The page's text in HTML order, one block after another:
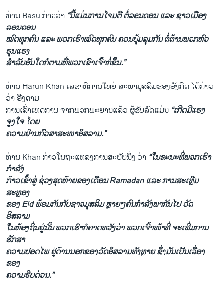
ທ່ານ Basu ກ່າວວ່າ “ນີ້ແມ່ນການໂຈມຕີ ຕໍ່ລອນດອນ ແລະ ຊາວເມືອງ
ລອນດອນ
ໝົດທຸກຄົນ ແລະ ພວກເຮົາໝົດທຸກຄົນ ຄວນປຸ້ມລຸມກັນ ຕໍ່ຕ້ານພວກຫົວ
ຮຸນແຮງ
ສຳລັບອັນໃດກໍຕາມທີ່ພວກເຂົາເຈົ້າກໍ່ຂຶ້ນ.”
ທ່ານ Harun Khan ເລຂາທິການໃຫຍ່ ສະພາມຸສລິມຂອງອັງກິດ ໄດ້ກ່າວ
ວ່າ ອີງຕາມ
ການເລົ່າເຫດການ ຈາກພວກພະຍານແລ້ວ ຜູ້ຂັບລົດແມ່ນ “ເກີດມີແຮງ
ຈູງໃຈ ໂດຍ
ຄວາມຢ້ານກົວສາສະໜາອິສລາມ.”
ທ່ານ Khan ກ່າວໃນຖະແຫລງການສະບັບນຶ່ງ ວ່າ “ໃນຂະນະທີ່ພວກເຮົາ
ກຳລັງ
ກ້າວເຂົ້າສູ່ ຊ່ວງສຸດທ້າຍຂອງເດືອນ Ramadan ແລະ ການສະເຫຼີມ
ສະຫຼອງ
ຂອງ Eid ພ້ອມກັນກັບຊາວມຸສລິມ ຫຼາຍໆຄົນກຳລັງພາກັນໄປ ວັດ
ອິສລາມ
ໃນທ້ອງຖິ່ນຢູ່ນັ້ນ ພວກເຮົາກໍຄາດຫວັງວ່າ ພວກເຈົ້າໜ້າທີ່ ຈະເພີ່ມການ
ຮັກສາ
ຄວາມປອດໄພ ຢູ່ດ້ານນອກຂອງວັດອິສລາມທັງຫຼາຍ ຊຶ່ງມັນເປັນເລື່ອງ
ຂອງ
ຄວາມຮີບດ່ວນ.”